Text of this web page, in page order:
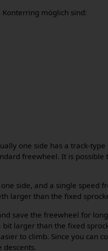
Konterring möglich sind:
one side has a track-
freewheel. It is possible
side, and a single speed
larger than the fixed
save the freewheel for
larger than the fixed
to climb. Since you can
descents.